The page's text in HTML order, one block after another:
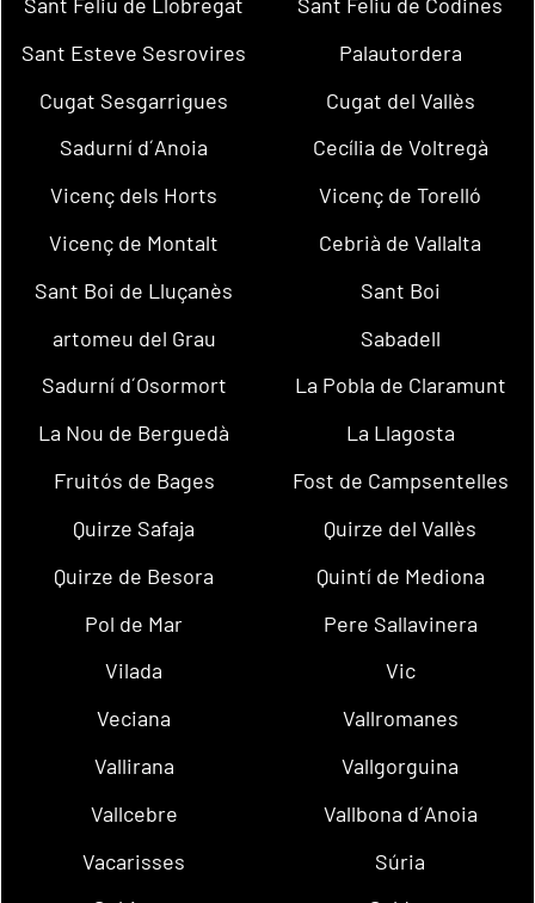
Sant Esteve Sesrovires
Palautordera
Cugat Sesgarrigues
Cugat del Vallès
Sadurní d´Anoia
Cecília de Voltregà
Vicenç dels Horts
Vicenç de Torelló
Vicenç de Montalt
Cebrià de Vallalta
Sant Boi de Lluçanès
Sant Boi
artomeu del Grau
Sabadell
Sadurní d´Osormort
La Pobla de Claramunt
La Nou de Berguedà
La Llagosta
Fruitós de Bages
Fost de Campsentelles
Quirze Safaja
Quirze del Vallès
Quirze de Besora
Quintí de Mediona
Pol de Mar
Pere Sallavinera
Vilada
Vic
Veciana
Vallromanes
Vallirana
Vallgorguina
Vallcebre
Vallbona d´Anoia
Vacarisses
Súria